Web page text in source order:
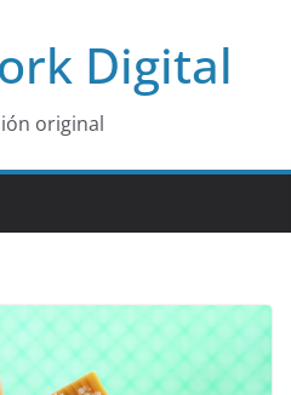
Digital
original